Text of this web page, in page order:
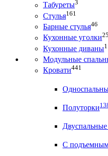
Табуреты3
Стулья161
Барные стулья46
Кухонные уголки25
Кухонные диваны1
Модульные
Кровати441
Полуторки
Двуспальные
С